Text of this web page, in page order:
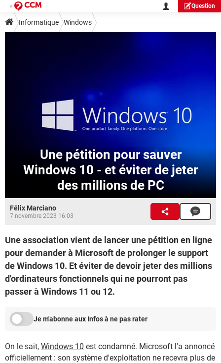
Question
Informatique Windows
Une pétition pour sauver
Windows 10 - et éviter de jeter
des millions de PC
Félix Marciano
7 novembre 2023 16:03
Une association vient de lancer une pétition en ligne
pour demander à Microsoft de prolonger le support
de Windows 10. Et éviter de devoir jeter des millions
d'ordinateurs fonctionnels qui ne pourront pas
passer à Windows 11 ou 12.
Je m'abonne aux Infos à ne pas rater
On le sait, Windows 10 est condamné. Microsoft l'a annoncé
officiellement : son système d'exploitation ne recevra plus de